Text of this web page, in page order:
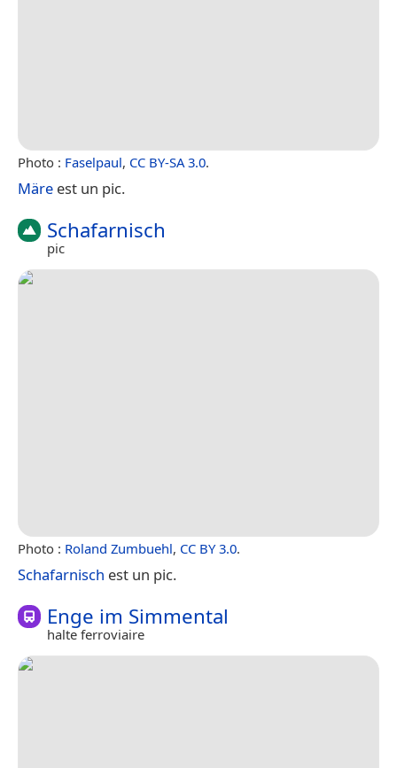
Photo : Faselpaul, CC BY-SA 3.0.
Märe est un pic.
Schafarnisch
pic
Photo : Roland Zumbuehl, CC BY 3.0.
Schafarnisch est un pic.
Enge im Simmental
halte ferroviaire